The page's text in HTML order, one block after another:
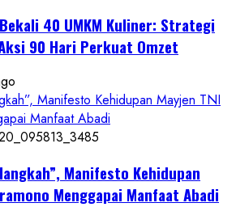
40 UMKM Kuliner: Strategi
90 Hari Perkuat Omzet
Manifesto Kehidupan Mayjen TNI
Manfaat Abadi
Manifesto Kehidupan
Menggapai Manfaat Abadi